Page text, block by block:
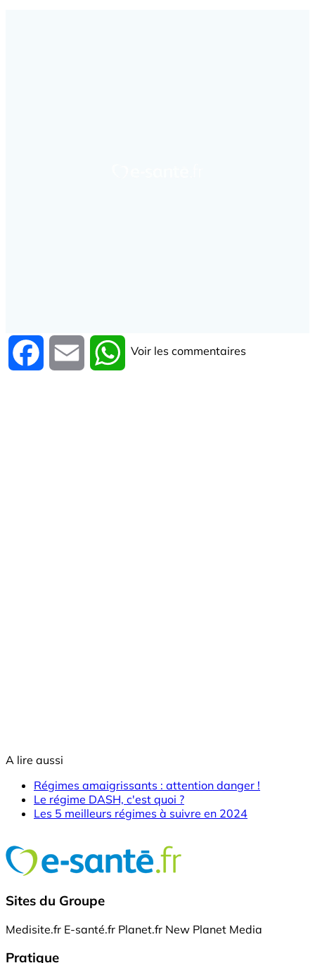
Facebook Email WhatsApp
Voir les commentaires
A lire aussi
Régimes amaigrissants : attention danger !
Le régime DASH, c'est quoi ?
Les 5 meilleurs régimes à suivre en 2024
Sites du Groupe
Medisite.fr E-santé.fr Planet.fr New Planet Media
Pratique